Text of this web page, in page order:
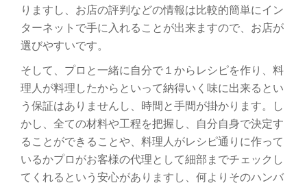
りますし、お店の評判などの情報は比較的簡単にイン
ターネットで手に入れることが出来ますので、お店が
選びやすいです。
そして、プロと一緒に自分で１からレシピを作り、料
理人が料理したからといって納得いく味に出来るとい
う保証はありませんし、時間と手間が掛かります。し
かし、全ての材料や工程を把握し、自分自身で決定す
ることができることや、料理人がレシピ通りに作って
いるかプロがお客様の代理として細部までチェックし
てくれるという安心がありますし、何よりそのハンバ